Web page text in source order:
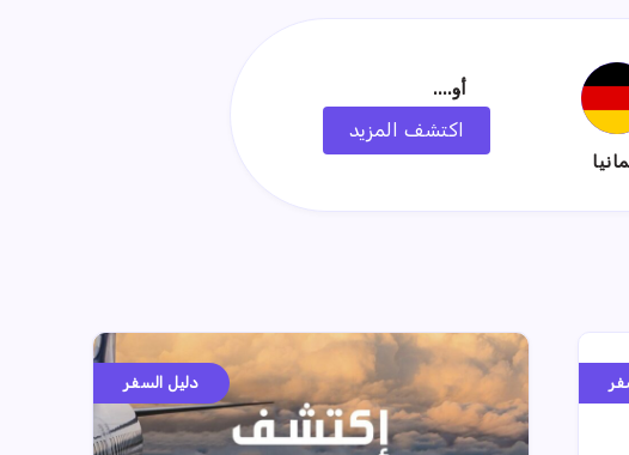
أو....
اكتشف المزيد
دليل السفر